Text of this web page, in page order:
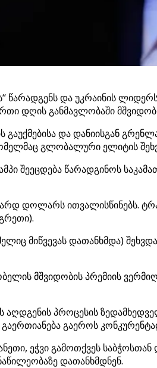
და უკრაინის ლიდერს
დღის განმავლობაში
და დანიისგან
გლობალური ელიტის
შეეცდება წარადგინოს
დოლარს ითვალისწინებს.
მიწვევას დათანხმდა)
მშვიდობის პრემიის
აღდგენის პროცესის
გაეროს
ეჭვი გამოთქვეს
დათანხმდნენ.